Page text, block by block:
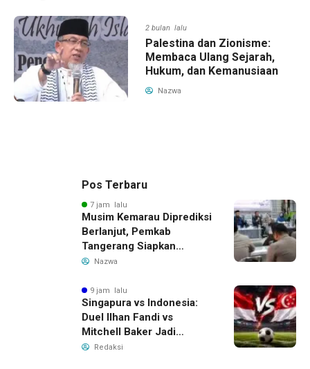
2 bulan lalu
Palestina dan Zionisme:
Membaca Ulang Sejarah,
Hukum, dan Kemanusiaan
Nazwa
Pos Terbaru
7 jam lalu
Musim Kemarau Diprediksi
Berlanjut, Pemkab
Tangerang Siapkan
Langkah Antisipasi Krisis
Nazwa
9 jam lalu
Singapura vs Indonesia:
Duel Ilhan Fandi vs
Mitchell Baker Jadi
Sorotan di Piala AFF 2026
Redaksi